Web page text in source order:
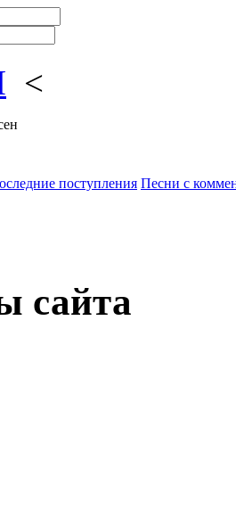
<
поступления Песни с
сайта